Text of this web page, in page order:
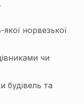
норвезької
чи
будівель та